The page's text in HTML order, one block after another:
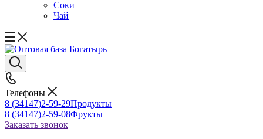
Соки
Чай
Телефоны
8 (34147)2-59-29Продукты
8 (34147)2-59-08Фрукты
Заказать звонок